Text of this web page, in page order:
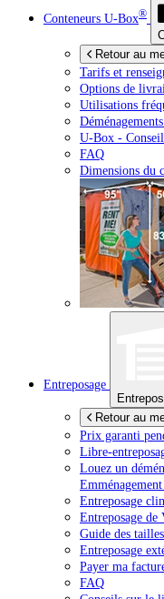
Conteneurs U-Box®
Retour au
Tarifs et
Options de
Utilisations
U-Box -
FAQ
Dimensions du
Entreposage
Retour au
Prix garanti
Libre-
Louez un
Entreposage
Entreposage de
Guide des
Entreposage
Payer ma
FAQ